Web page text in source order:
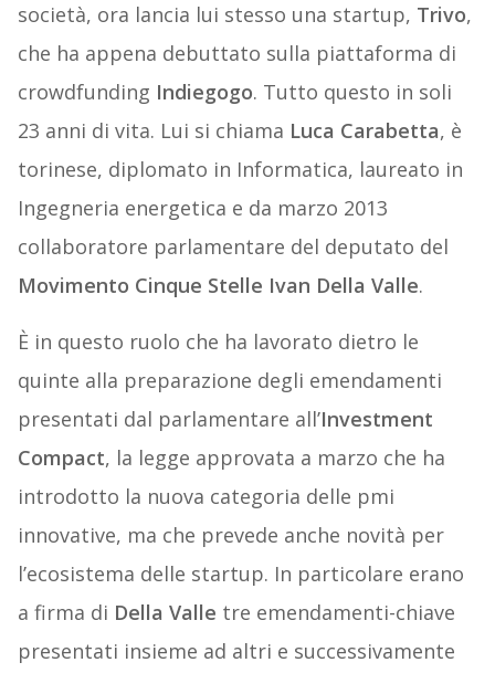
società, ora lancia lui stesso una startup, Trivo,
che ha appena debuttato sulla piattaforma di
crowdfunding Indiegogo. Tutto questo in soli
23 anni di vita. Lui si chiama Luca Carabetta, è
torinese, diplomato in Informatica, laureato in
Ingegneria energetica e da marzo 2013
collaboratore parlamentare del deputato del
Movimento Cinque Stelle Ivan Della Valle.
È in questo ruolo che ha lavorato dietro le
quinte alla preparazione degli emendamenti
presentati dal parlamentare all’Investment
Compact, la legge approvata a marzo che ha
introdotto la nuova categoria delle pmi
innovative, ma che prevede anche novità per
l’ecosistema delle startup. In particolare erano
a firma di Della Valle tre emendamenti-chiave
presentati insieme ad altri e successivamente